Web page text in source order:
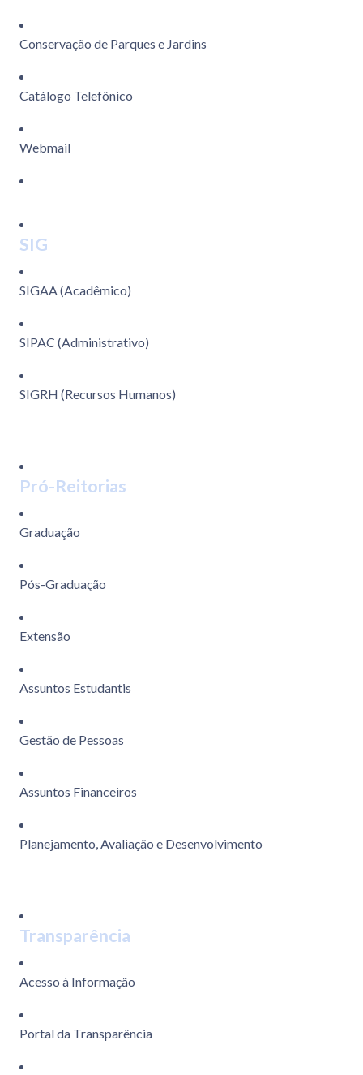
Conservação de Parques e Jardins
Catálogo Telefônico
Webmail
SIG
SIGAA (Acadêmico)
SIPAC (Administrativo)
SIGRH (Recursos Humanos)
Pró-Reitorias
Graduação
Pós-Graduação
Extensão
Assuntos Estudantis
Gestão de Pessoas
Assuntos Financeiros
Planejamento, Avaliação e Desenvolvimento
Transparência
Acesso à Informação
Portal da Transparência